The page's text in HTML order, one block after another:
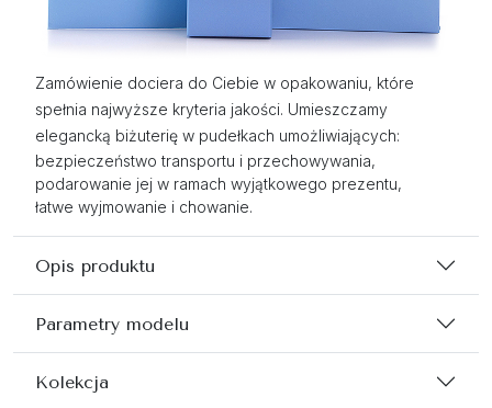
Zamówienie dociera do Ciebie w opakowaniu, które
spełnia najwyższe kryteria jakości. Umieszczamy
elegancką biżuterię w pudełkach umożliwiających:
bezpieczeństwo transportu i przechowywania,
podarowanie jej w ramach wyjątkowego prezentu,
łatwe wyjmowanie i chowanie.
Opis produktu
Parametry modelu
Kolekcja